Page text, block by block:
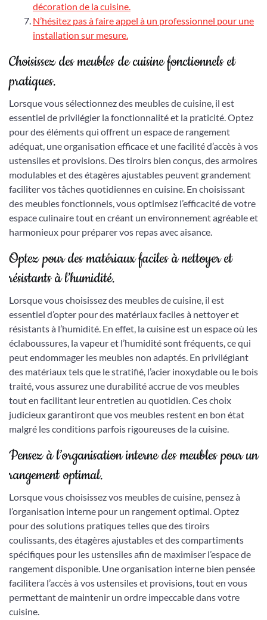
décoration de la cuisine.
N’hésitez pas à faire appel à un professionnel pour une
installation sur mesure.
Choisissez des meubles de cuisine fonctionnels et
pratiques.
Lorsque vous sélectionnez des meubles de cuisine, il est
essentiel de privilégier la fonctionnalité et la praticité. Optez
pour des éléments qui offrent un espace de rangement
adéquat, une organisation efficace et une facilité d’accès à vos
ustensiles et provisions. Des tiroirs bien conçus, des armoires
modulables et des étagères ajustables peuvent grandement
faciliter vos tâches quotidiennes en cuisine. En choisissant
des meubles fonctionnels, vous optimisez l’efficacité de votre
espace culinaire tout en créant un environnement agréable et
harmonieux pour préparer vos repas avec aisance.
Optez pour des matériaux faciles à nettoyer et
résistants à l’humidité.
Lorsque vous choisissez des meubles de cuisine, il est
essentiel d’opter pour des matériaux faciles à nettoyer et
résistants à l’humidité. En effet, la cuisine est un espace où les
éclaboussures, la vapeur et l’humidité sont fréquents, ce qui
peut endommager les meubles non adaptés. En privilégiant
des matériaux tels que le stratifié, l’acier inoxydable ou le bois
traité, vous assurez une durabilité accrue de vos meubles
tout en facilitant leur entretien au quotidien. Ces choix
judicieux garantiront que vos meubles restent en bon état
malgré les conditions parfois rigoureuses de la cuisine.
Pensez à l’organisation interne des meubles pour un
rangement optimal.
Lorsque vous choisissez vos meubles de cuisine, pensez à
l’organisation interne pour un rangement optimal. Optez
pour des solutions pratiques telles que des tiroirs
coulissants, des étagères ajustables et des compartiments
spécifiques pour les ustensiles afin de maximiser l’espace de
rangement disponible. Une organisation interne bien pensée
facilitera l’accès à vos ustensiles et provisions, tout en vous
permettant de maintenir un ordre impeccable dans votre
cuisine.